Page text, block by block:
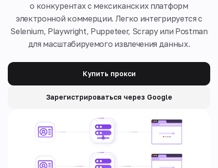
о конкурентах с мексиканских платформ
электронной коммерции. Легко интегрируется с
Selenium, Playwright, Puppeteer, Scrapy или Postman
для масштабируемого извлечения данных.
Купить прокси
Зарегистрироваться через Google